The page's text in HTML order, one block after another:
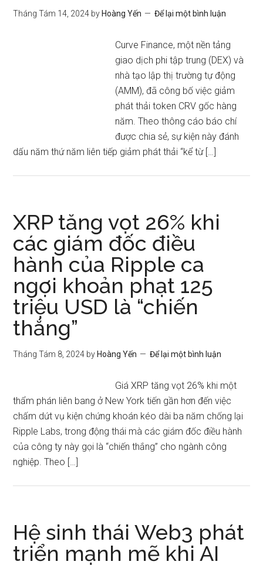
Tháng Tám 14, 2024 by Hoàng Yến Để lại một bình luận
Curve Finance, một nền tảng
giao dịch phi tập trung (DEX) và
nhà tạo lập thị trường tự động
(AMM), đã công bố việc giảm
phát thải token CRV gốc hàng
năm. Theo thông cáo báo chí
được chia sẻ, sự kiện này đánh
dấu năm thứ năm liên tiếp giảm phát thải “kể từ […]
XRP tăng vọt 26% khi
các giám đốc điều
hành của Ripple ca
ngợi khoản phạt 125
triệu USD là “chiến
thắng”
Tháng Tám 8, 2024 by Hoàng Yến Để lại một bình luận
Giá XRP tăng vọt 26% khi một
thẩm phán liên bang ở New York tiến gần hơn đến việc
chấm dứt vụ kiện chứng khoán kéo dài ba năm chống lại
Ripple Labs, trong động thái mà các giám đốc điều hành
của công ty này gọi là “chiến thắng” cho ngành công
nghiệp. Theo […]
Hệ sinh thái Web3 phát
triển mạnh mẽ khi AI